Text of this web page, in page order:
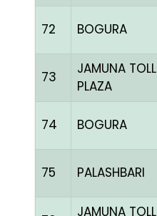
72 BOGURA
73
JAMUNA TOLL
PLAZA
74 BOGURA
75 PALASHBARI
JAMUNA TOLL